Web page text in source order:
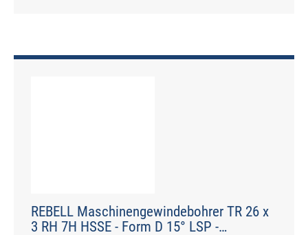
REBELL Maschinengewindebohrer TR 26 x
3 RH 7H HSSE - Form D 15° LSP -